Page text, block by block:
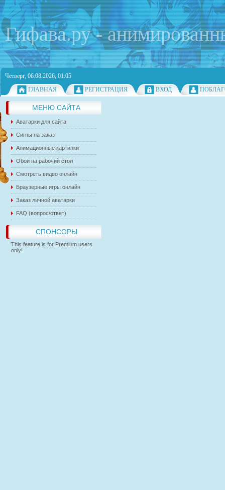
Гифава.ру -
Четверг, 06.08.2026, 01:05
ГЛАВНАЯ
РЕГИСТРАЦИЯ ВХОД
МЕНЮ САЙТА
Аватарки для сайта
Сигны на заказ
Анимационные картинки
Обои на рабочий стол
Смотреть видео онлайн
Браузерные игры онлайн
Заказ личной аватарки
FAQ (вопрос/ответ)
СПОНСОРЫ
This feature is for Premium users
only!